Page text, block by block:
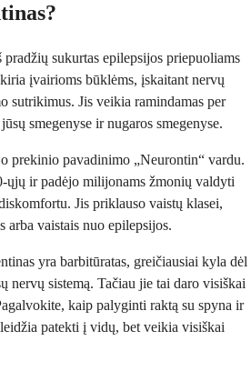
pradžių sukurtas epilepsijos priepuoliams
įvairioms būklėms, įskaitant nervų
sutrikimus. Jis veikia ramindamas per
smegenyse ir nugaros smegenyse.
prekinio pavadinimo „Neurontin“ vardu.
ųjų ir padėjo milijonams žmonių valdyti
Jis priklauso vaistų klasei,
arba vaistais nuo epilepsijos.
yra barbitūratas, greičiausiai kyla dėl
nervų sistemą. Tačiau jie tai daro visiškai
kaip palyginti raktą su spyna ir
patekti į vidų, bet veikia visiškai